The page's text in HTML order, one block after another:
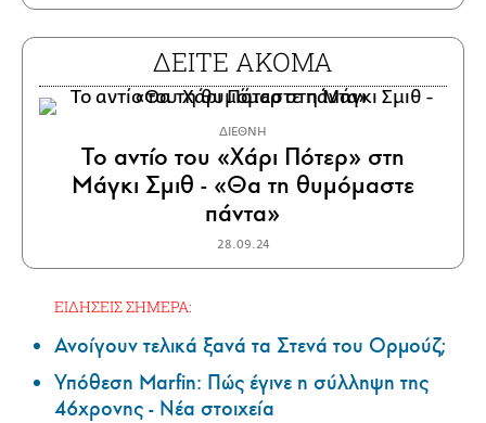
ΔΕΙΤΕ ΑΚΟΜΑ
ΔΙΕΘΝΗ
Το αντίο του «Χάρι Πότερ» στη
Μάγκι Σμιθ - «Θα τη θυμόμαστε
πάντα»
28.09.24
ΕΙΔΗΣΕΙΣ ΣΗΜΕΡΑ:
Ανοίγουν τελικά ξανά τα Στενά του Ορμούζ;
Υπόθεση Marfin: Πώς έγινε η σύλληψη της
46χρονης - Νέα στοιχεία